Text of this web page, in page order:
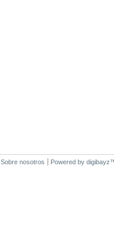
Sobre nosotros Powered by digibayz